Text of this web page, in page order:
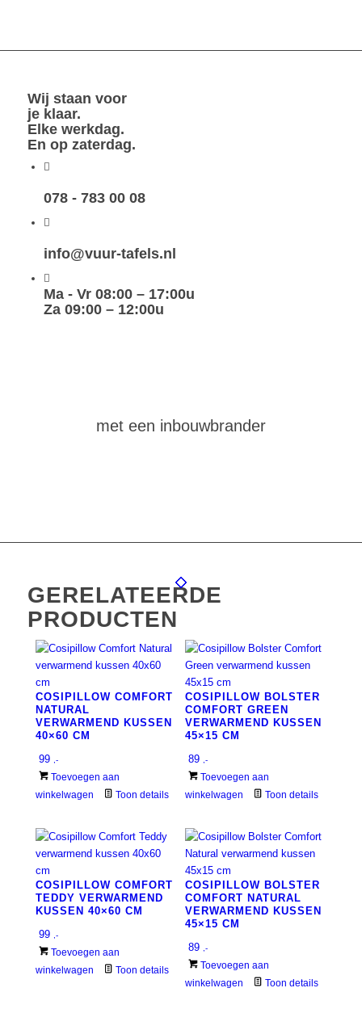
Wij staan voor
je klaar.
Elke werkdag.
En op zaterdag.
078 - 783 00 08
info@vuur-tafels.nl
Ma - Vr 08:00 – 17:00u
Za 09:00 – 12:00u
met een inbouwbrander
GERELATEERDE
PRODUCTEN
COSIPILLOW COMFORT
NATURAL
VERWARMEND KUSSEN
40×60 CM
99
,-
Toevoegen aan
winkelwagen
Toon details
COSIPILLOW BOLSTER
COMFORT GREEN
VERWARMEND KUSSEN
45×15 CM
89
,-
Toevoegen aan
winkelwagen
Toon details
COSIPILLOW COMFORT
TEDDY VERWARMEND
KUSSEN 40×60 CM
99
,-
Toevoegen aan
winkelwagen
Toon details
COSIPILLOW BOLSTER
COMFORT NATURAL
VERWARMEND KUSSEN
45×15 CM
89
,-
Toevoegen aan
winkelwagen
Toon details